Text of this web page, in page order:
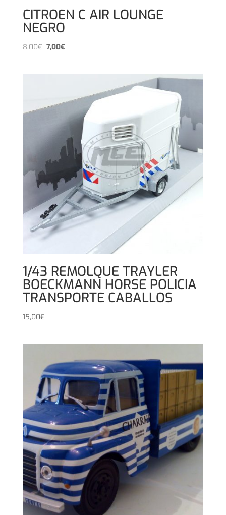
CITROEN C AIR LOUNGE
NEGRO
8,00€El7,00€El
1/43 REMOLQUE TRAYLER
BOECKMANN HORSE POLICIA
TRANSPORTE CABALLOS
15,00€